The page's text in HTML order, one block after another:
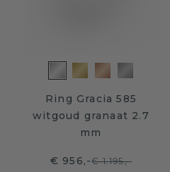
Ring Gracia 585
witgoud granaat 2.7
mm
€ 956,-€ 1.195,-